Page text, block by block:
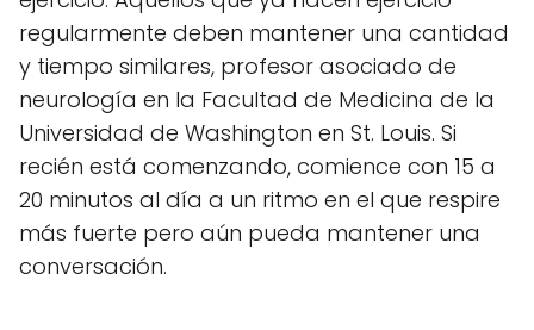
regularmente deben mantener una cantidad
y tiempo similares, profesor asociado de
neurología en la Facultad de Medicina de la
Universidad de Washington en St. Louis. Si
recién está comenzando, comience con 15 a
20 minutos al día a un ritmo en el que respire
más fuerte pero aún pueda mantener una
conversación.